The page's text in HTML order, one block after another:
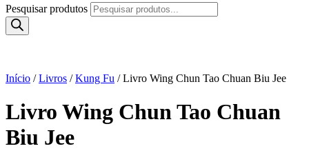
Pesquisar produtos
Início /Livros /Kung Fu / Livro Wing Chun Tao Chuan Biu Jee
Livro Wing Chun Tao Chuan
Biu Jee